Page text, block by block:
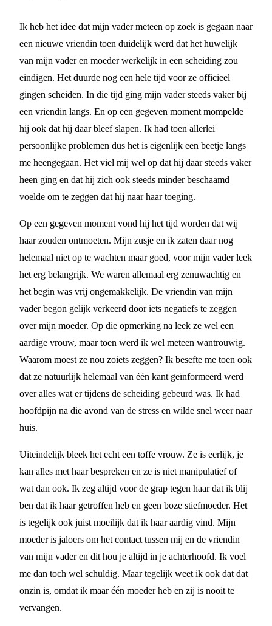
Ik heb het idee dat mijn vader meteen op zoek is gegaan naar
een nieuwe vriendin toen duidelijk werd dat het huwelijk
van mijn vader en moeder werkelijk in een scheiding zou
eindigen. Het duurde nog een hele tijd voor ze officieel
gingen scheiden. In die tijd ging mijn vader steeds vaker bij
een vriendin langs. En op een gegeven moment mompelde
hij ook dat hij daar bleef slapen. Ik had toen allerlei
persoonlijke problemen dus het is eigenlijk een beetje langs
me heengegaan. Het viel mij wel op dat hij daar steeds vaker
heen ging en dat hij zich ook steeds minder beschaamd
voelde om te zeggen dat hij naar haar toeging.
Op een gegeven moment vond hij het tijd worden dat wij
haar zouden ontmoeten. Mijn zusje en ik zaten daar nog
helemaal niet op te wachten maar goed, voor mijn vader leek
het erg belangrijk. We waren allemaal erg zenuwachtig en
het begin was vrij ongemakkelijk. De vriendin van mijn
vader begon gelijk verkeerd door iets negatiefs te zeggen
over mijn moeder. Op die opmerking na leek ze wel een
aardige vrouw, maar toen werd ik wel meteen wantrouwig.
Waarom moest ze nou zoiets zeggen? Ik besefte me toen ook
dat ze natuurlijk helemaal van één kant geïnformeerd werd
over alles wat er tijdens de scheiding gebeurd was. Ik had
hoofdpijn na die avond van de stress en wilde snel weer naar
huis.
Uiteindelijk bleek het echt een toffe vrouw. Ze is eerlijk, je
kan alles met haar bespreken en ze is niet manipulatief of
wat dan ook. Ik zeg altijd voor de grap tegen haar dat ik blij
ben dat ik haar getroffen heb en geen boze stiefmoeder. Het
is tegelijk ook juist moeilijk dat ik haar aardig vind. Mijn
moeder is jaloers om het contact tussen mij en de vriendin
van mijn vader en dit hou je altijd in je achterhoofd. Ik voel
me dan toch wel schuldig. Maar tegelijk weet ik ook dat dat
onzin is, omdat ik maar één moeder heb en zij is nooit te
vervangen.